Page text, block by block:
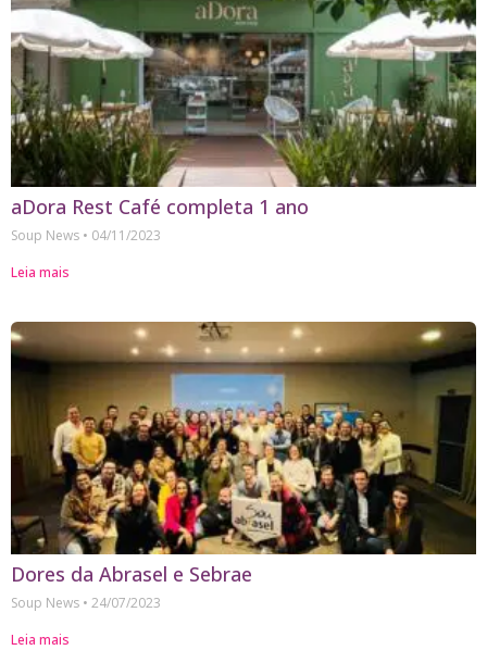
aDora Rest Café completa 1 ano
Soup News
04/11/2023
Leia mais
Dores da Abrasel e Sebrae
Soup News
24/07/2023
Leia mais